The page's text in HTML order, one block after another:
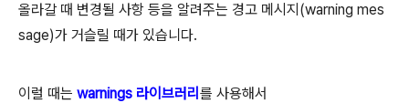
올라갈 때 변경될 사항 등을 알려주는 경고 메시지(warning mes
sage)가 거슬릴 때가 있습니다.
이럴 때는 warnings 라이브러리 를 사용해서